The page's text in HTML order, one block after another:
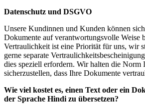
Datenschutz und DSGVO
Unsere Kundinnen und Kunden können
Dokumente auf verantwortungsvolle Weise
Vertraulichkeit ist eine Priorität für uns, wir
gerne separate
dies speziell erfordern. Wir halten die Norm
sicherzustellen, dass Ihre Dokumente
Wie viel kostet es, einen Text oder ein
der Sprache Hindi zu übersetzen?